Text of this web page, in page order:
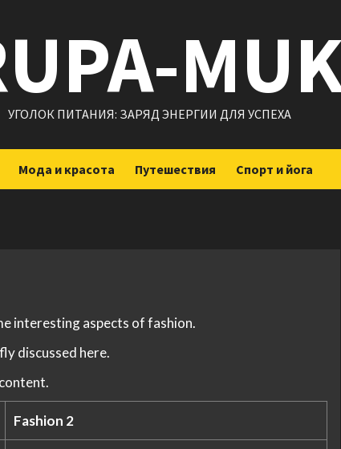
УГОЛОК ПИТАНИЯ: ЗАРЯД ЭНЕРГИИ ДЛЯ УСПЕХА
Мода и красота Путешествия Спорт и йога
interesting aspects of fashion.
discussed here.
Fashion 2